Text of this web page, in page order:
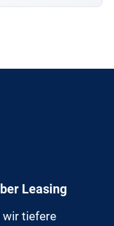
Leasing
wir tiefere